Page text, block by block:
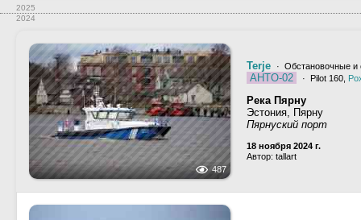
2025
2024
487
Terje · Обстановочные и
AHTO-02 · Pilot 160,
Река Пярну
Эстония, Пярну
Пярнуский порт
18 ноября 2024 г.
Автор: tallart